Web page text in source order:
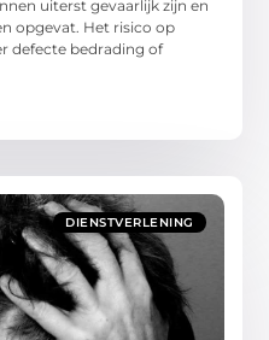
uiterst gevaarlijk zijn en
opgevat. Het risico op
defecte bedrading of
DIENSTVERLENING